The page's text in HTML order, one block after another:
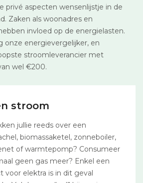
privé aspecten wensenlijstje in de
Zaken als woonadres en
invloed op de energielasten.
onze energievergelijker, en
stroomleverancier met
wel €200.
stroom
jullie reeds over een
biomassaketel, zonneboiler,
of warmtepomp? Consumeer
geen gas meer? Enkel een
voor elektra is in dit geval